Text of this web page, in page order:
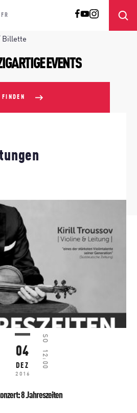
FR
Billette
EVENTS
FINDEN
04
DEZ
2016
SO
12:00
8 Jahreszeiten